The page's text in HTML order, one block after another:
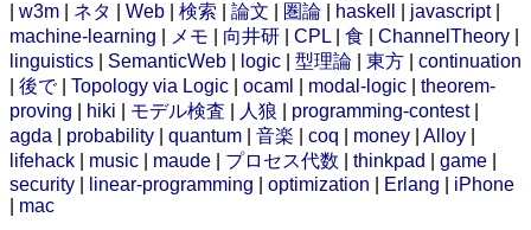
w3m ネタ Web 検索 論文 圏論 haskell javascript|
machine-learning
メモ 向井研 CPL 食 ChannelTheory
linguistics
SemanticWeb logic 型理論 東方
continuation
後で| Topology via Logic ocaml modal-logic
theorem-
proving
hiki モデル検査 人狼 programming-contest|
agda
probability quantum 音楽 coq money Alloy
lifehack
music maude プロセス代数 thinkpad game
security
linear-programming optimization Erlang
iPhone
mac